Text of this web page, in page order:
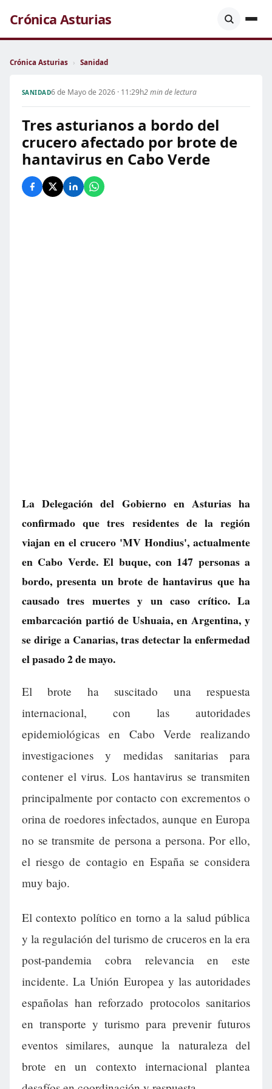
Crónica Asturias
Crónica Asturias › Sanidad
SANIDAD6 de Mayo de 2026 · 11:29h2 min de lectura
Tres asturianos a bordo del
crucero afectado por brote de
hantavirus en Cabo Verde
La Delegación del Gobierno en Asturias ha
confirmado que tres residentes de la región
viajan en el crucero 'MV Hondius', actualmente
en Cabo Verde. El buque, con 147 personas a
bordo, presenta un brote de hantavirus que ha
causado tres muertes y un caso crítico. La
embarcación partió de Ushuaia, en Argentina, y
se dirige a Canarias, tras detectar la enfermedad
el pasado 2 de mayo.
El brote ha suscitado una respuesta
internacional, con las autoridades
epidemiológicas en Cabo Verde realizando
investigaciones y medidas sanitarias para
contener el virus. Los hantavirus se transmiten
principalmente por contacto con excrementos o
orina de roedores infectados, aunque en Europa
no se transmite de persona a persona. Por ello,
el riesgo de contagio en España se considera
muy bajo.
El contexto político en torno a la salud pública
y la regulación del turismo de cruceros en la era
post-pandemia cobra relevancia en este
incidente. La Unión Europea y las autoridades
españolas han reforzado protocolos sanitarios
en transporte y turismo para prevenir futuros
eventos similares, aunque la naturaleza del
brote en un contexto internacional plantea